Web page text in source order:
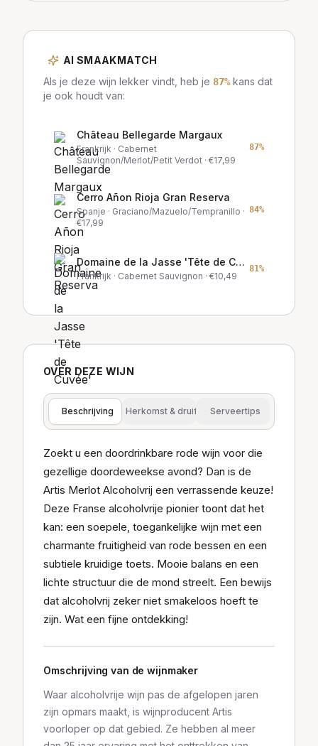
AI SMAAKMATCH
Als je deze wijn lekker vindt, heb je 87%kans dat
je ook houdt van:
Château Bellegarde Margaux
Frankrijk · Cabernet
Sauvignon/Merlot/Petit Verdot · €17,99
87%
Cerro Añon Rioja Gran Reserva
Spanje · Graciano/Mazuelo/Tempranillo ·
€17,99
84%
Domaine de la Jasse 'Tête de Cuvée'
Frankrijk · Cabernet Sauvignon · €10,49
81%
OVER DEZE WIJN
Beschrijving Herkomst & druif Serveertips
Zoekt u een doordrinkbare rode wijn voor die
gezellige doordeweekse avond? Dan is de
Artis Merlot Alcoholvrij een verrassende keuze!
Deze Franse alcoholvrije pionier toont dat het
kan: een soepele, toegankelijke wijn met een
charmante fruitigheid van rode bessen en een
subtiele kruidige toets. Mooie balans en een
lichte structuur die de mond streelt. Een bewijs
dat alcoholvrij zeker niet smakeloos hoeft te
zijn. Wat een fijne ontdekking!
Omschrijving van de wijnmaker
Waar alcoholvrije wijn pas de afgelopen jaren
zijn opmars maakt, is wijnproducent Artis
voorloper op dat gebied. Ze hebben al meer